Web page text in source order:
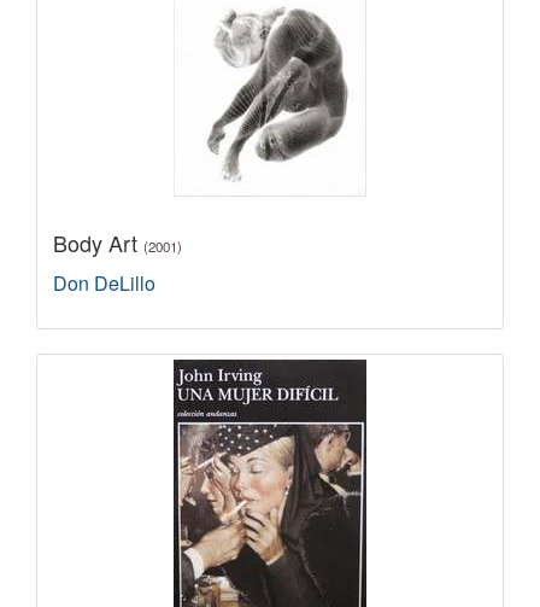
Body Art (2001)
Don DeLillo